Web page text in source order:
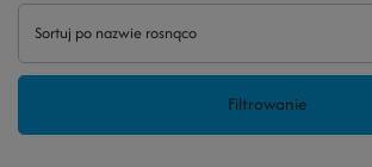
Sortuj po nazwie rosnąco
Filtrowanie